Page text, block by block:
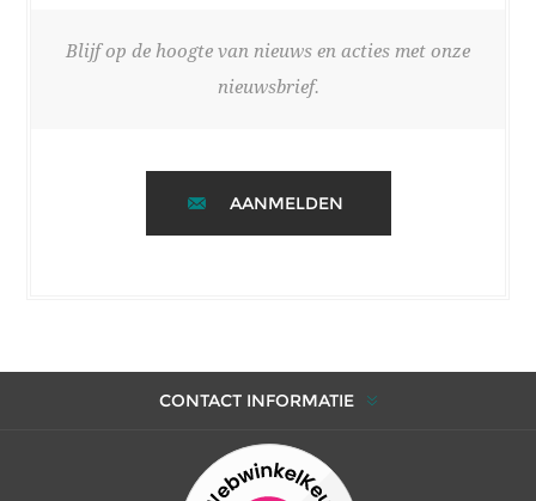
Blijf op de hoogte van nieuws en acties met onze
nieuwsbrief.
AANMELDEN
CONTACT INFORMATIE